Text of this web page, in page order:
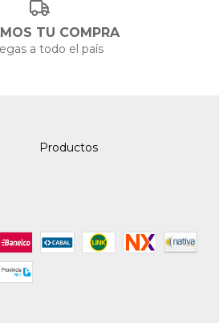
TU COMPRA
a todo el país
Productos